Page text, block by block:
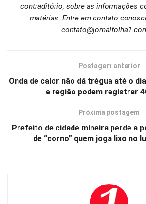
contraditório, sobre as informações
matérias. Entre em contato
Postagem anterior
Onda de calor não dá trégua até o
e região podem registrar
Próxima postagem
Prefeito de cidade mineira perde a
de “corno” quem joga lixo no